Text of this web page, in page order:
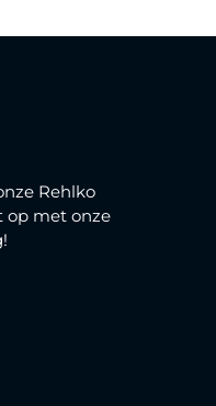
Rehlko
op met onze